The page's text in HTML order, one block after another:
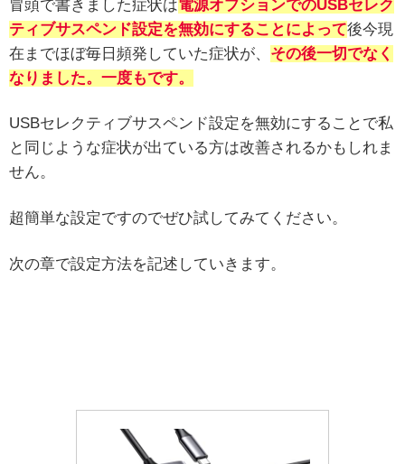
冒頭で書きました症状は電源オプションでのUSBセレク
ティブサスペンド設定を無効にすることによって後今現
在までほぼ毎日頻発していた症状が、 その後一切でなく
なりました。 一度もです。
USBセレクティブサスペンド設定を無効にすることで私
と同じような症状が出ている方は改善されるかもしれま
せん。
超簡単な設定ですのでぜひ試してみてください。
次の章で設定方法を記述していきます。